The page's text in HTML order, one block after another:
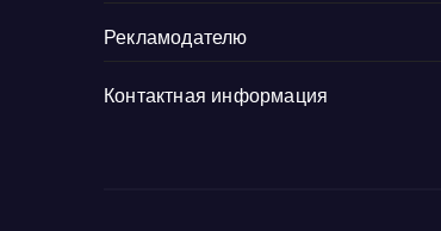
Рекламодателю
Контактная информация